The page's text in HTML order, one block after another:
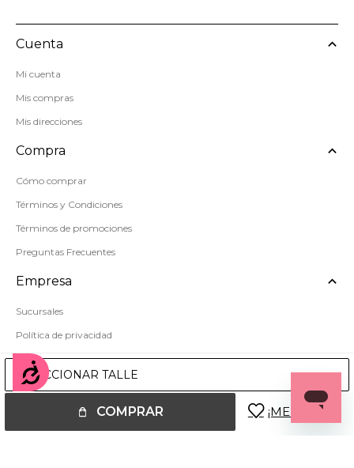
Accesibilidad
SELECCIONAR TALLE
COMPRAR
Cuenta
Mi cuenta
Mis compras
Mis direcciones
Compra
Cómo comprar
Términos y Condiciones
Términos de promociones
Preguntas Frecuentes
Empresa
Sucursales
Política de privacidad
Mapa del sitio